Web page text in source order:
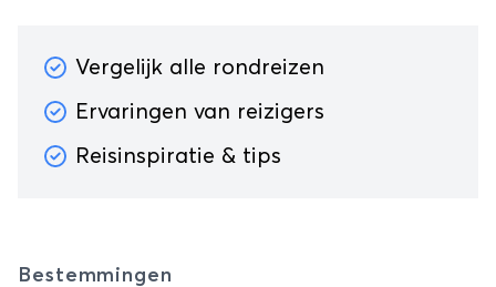
Vergelijk alle rondreizen
Ervaringen van reizigers
Reisinspiratie & tips
Bestemmingen